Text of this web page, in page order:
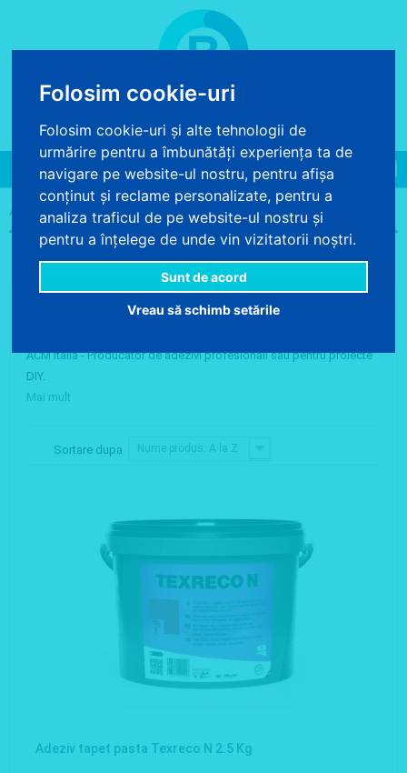
Folosim cookie-uri
Folosim cookie-uri și alte tehnologii de
urmărire pentru a îmbunătăți experiența ta de
navigare pe website-ul nostru, pentru afișa
conținut și reclame personalizate, pentru a
analiza traficul de pe website-ul nostru și
pentru a înțelege de unde vin vizitatorii noștri.
Sunt de acord
Vreau să schimb setările
0 produse - 0.00 lei
Toggle
navigation
ACASA
> ACM
Categorii
Lista produselor producatorului ACM
ACM Italia - Producator de adezivi profesionali sau pentru proiecte
DIY.
Mai mult
Sortare dupa Nume produs: A la Z
Adeziv tapet pasta Texreco N 2.5 Kg